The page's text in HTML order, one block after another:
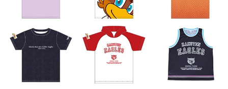
日程・結果
順位表･成績
選手名鑑